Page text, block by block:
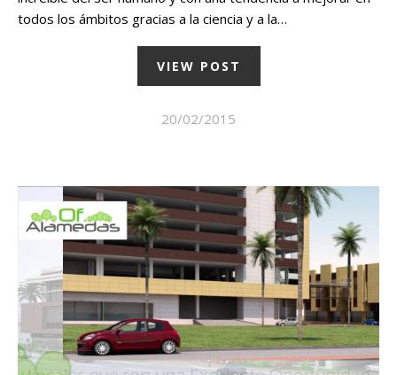
todos los ámbitos gracias a la ciencia y a la…
VIEW POST
20/02/2015